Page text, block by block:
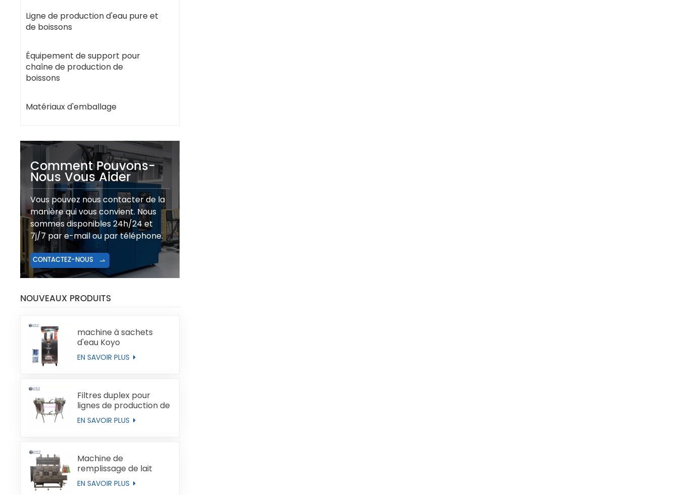
Ligne de production d'eau pure et
de boissons
Équipement de support pour
chaîne de production de
boissons
Matériaux d'emballage
Comment Pouvons-
Nous Vous Aider
Vous pouvez nous contacter de la
manière qui vous convient. Nous
sommes disponibles 24h/24 et
7j/7 par e-mail ou par téléphone.
CONTACTEZ-NOUS
NOUVEAUX PRODUITS
machine à sachets
d'eau Koyo
EN SAVOIR PLUS
Filtres duplex pour
lignes de production de
liquides
EN SAVOIR PLUS
Machine de
remplissage de lait
automatique
EN SAVOIR PLUS